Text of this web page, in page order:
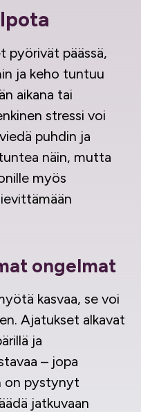
pyörivät päässä,
ja keho tuntuu
aikana tai
stressi voi
puhdin ja
näin, mutta
myös
ongelmat
kasvaa, se voi
Ajatukset alkavat
ja
– jopa
on pystynyt
jatkuvaan